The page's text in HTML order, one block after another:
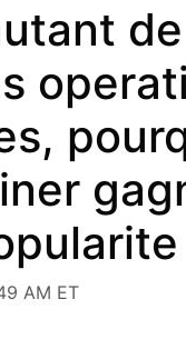
de
AM ET